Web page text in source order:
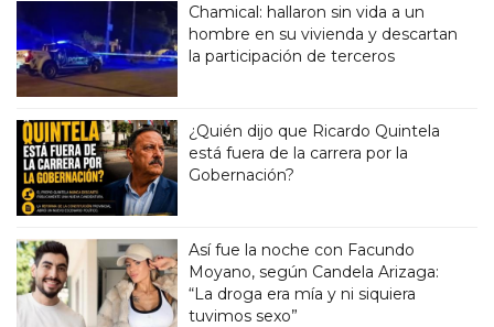
Chamical: hallaron sin vida a un
hombre en su vivienda y descartan
la participación de terceros
¿Quién dijo que Ricardo Quintela
está fuera de la carrera por la
Gobernación?
Así fue la noche con Facundo
Moyano, según Candela Arizaga:
“La droga era mía y ni siquiera
tuvimos sexo”